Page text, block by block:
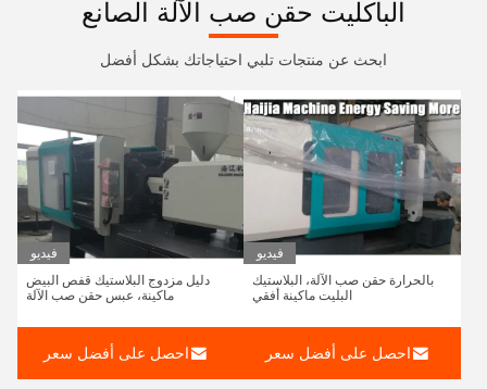
الباكليت حقن صب الآلة الصانع
ابحث عن منتجات تلبي احتياجاتك بشكل أفضل
فيديو
بالحرارة حقن صب الآلة، البلاستيك
البليت ماكينة أفقي
احصل على أفضل سعر
فيديو
دليل مزدوج البلاستيك قفص البيض
ماكينة، عبس حقن صب الآلة
احصل على أفضل سعر